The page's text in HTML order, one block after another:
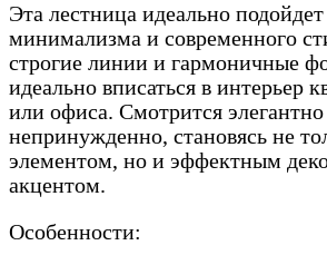
Эта лестница идеально
минимализма и современного
строгие линии и гармоничные
идеально вписаться в интерьер
или офиса. Смотрится
непринужденно, становясь не
элементом, но и эффектным
акцентом.
Особенности: